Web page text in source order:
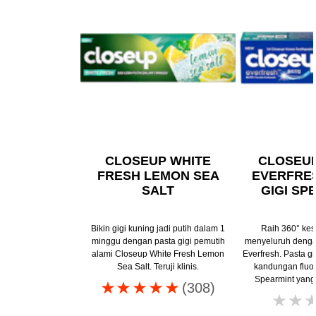
CLOSEUP WHITE
FRESH LEMON SEA
SALT
Bikin gigi kuning jadi putih dalam 1
minggu dengan pasta gigi pemutih
alami Closeup White Fresh Lemon
Sea Salt. Teruji klinis.
Peringkat
(308)
GIGI
Raih 360°
menyeluruh
Everfresh. Pasta
kandungan
Spearmint